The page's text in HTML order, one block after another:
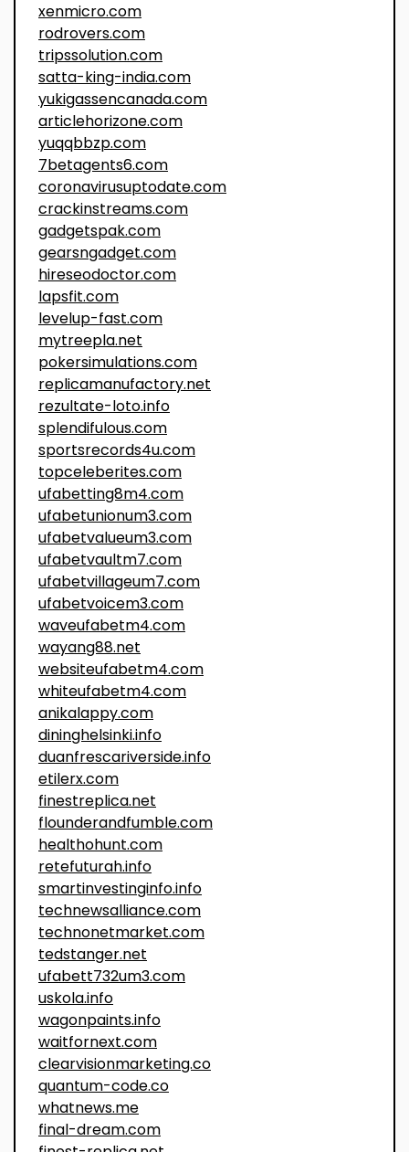
xenmicro.com
rodrovers.com
tripssolution.com
satta-king-india.com
yukigassencanada.com
articlehorizone.com
yuqqbbzp.com
7betagents6.com
coronavirusuptodate.com
crackinstreams.com
gadgetspak.com
gearsngadget.com
hireseodoctor.com
lapsfit.com
levelup-fast.com
mytreepla.net
pokersimulations.com
replicamanufactory.net
rezultate-loto.info
splendifulous.com
sportsrecords4u.com
topceleberites.com
ufabetting8m4.com
ufabetunionum3.com
ufabetvalueum3.com
ufabetvaultm7.com
ufabetvillageum7.com
ufabetvoicem3.com
waveufabetm4.com
wayang88.net
websiteufabetm4.com
whiteufabetm4.com
anikalappy.com
dininghelsinki.info
duanfrescariverside.info
etilerx.com
finestreplica.net
flounderandfumble.com
healthohunt.com
retefuturah.info
smartinvestinginfo.info
technewsalliance.com
technonetmarket.com
tedstanger.net
ufabett732um3.com
uskola.info
wagonpaints.info
waitfornext.com
clearvisionmarketing.co
quantum-code.co
whatnews.me
final-dream.com